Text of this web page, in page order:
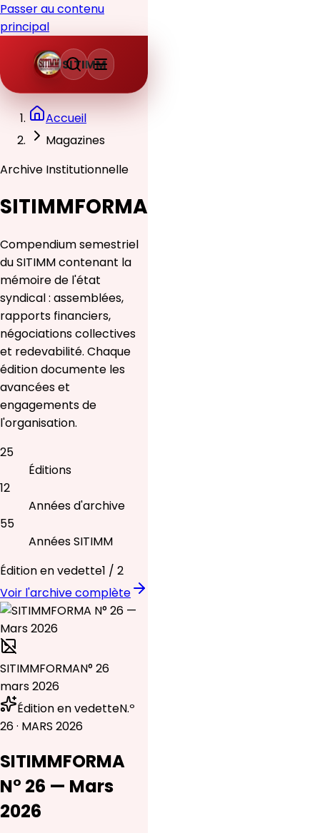
Passer au contenu
principal
SITIMM
Accueil
Magazines
Archive Institutionnelle
SITIMMFORMA
Compendium semestriel
du SITIMM contenant la
mémoire de l'état
syndical : assemblées,
rapports financiers,
négociations collectives
et redevabilité. Chaque
édition documente les
avancées et
engagements de
l'organisation.
25
Éditions
12
Années d'archive
55
Années SITIMM
Édition en vedette1 / 2
Voir l'archive complète
SITIMMFORMAN° 26
mars 2026
Édition en vedetteN.º
26 · MARS 2026
SITIMMFORMA
N° 26 — Mars
2026